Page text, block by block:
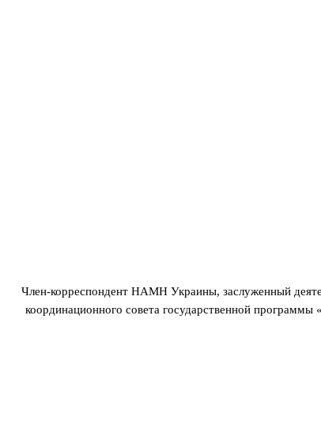
Член-корреспондент НАМН Украины, заслуженный
координационного совета государственной